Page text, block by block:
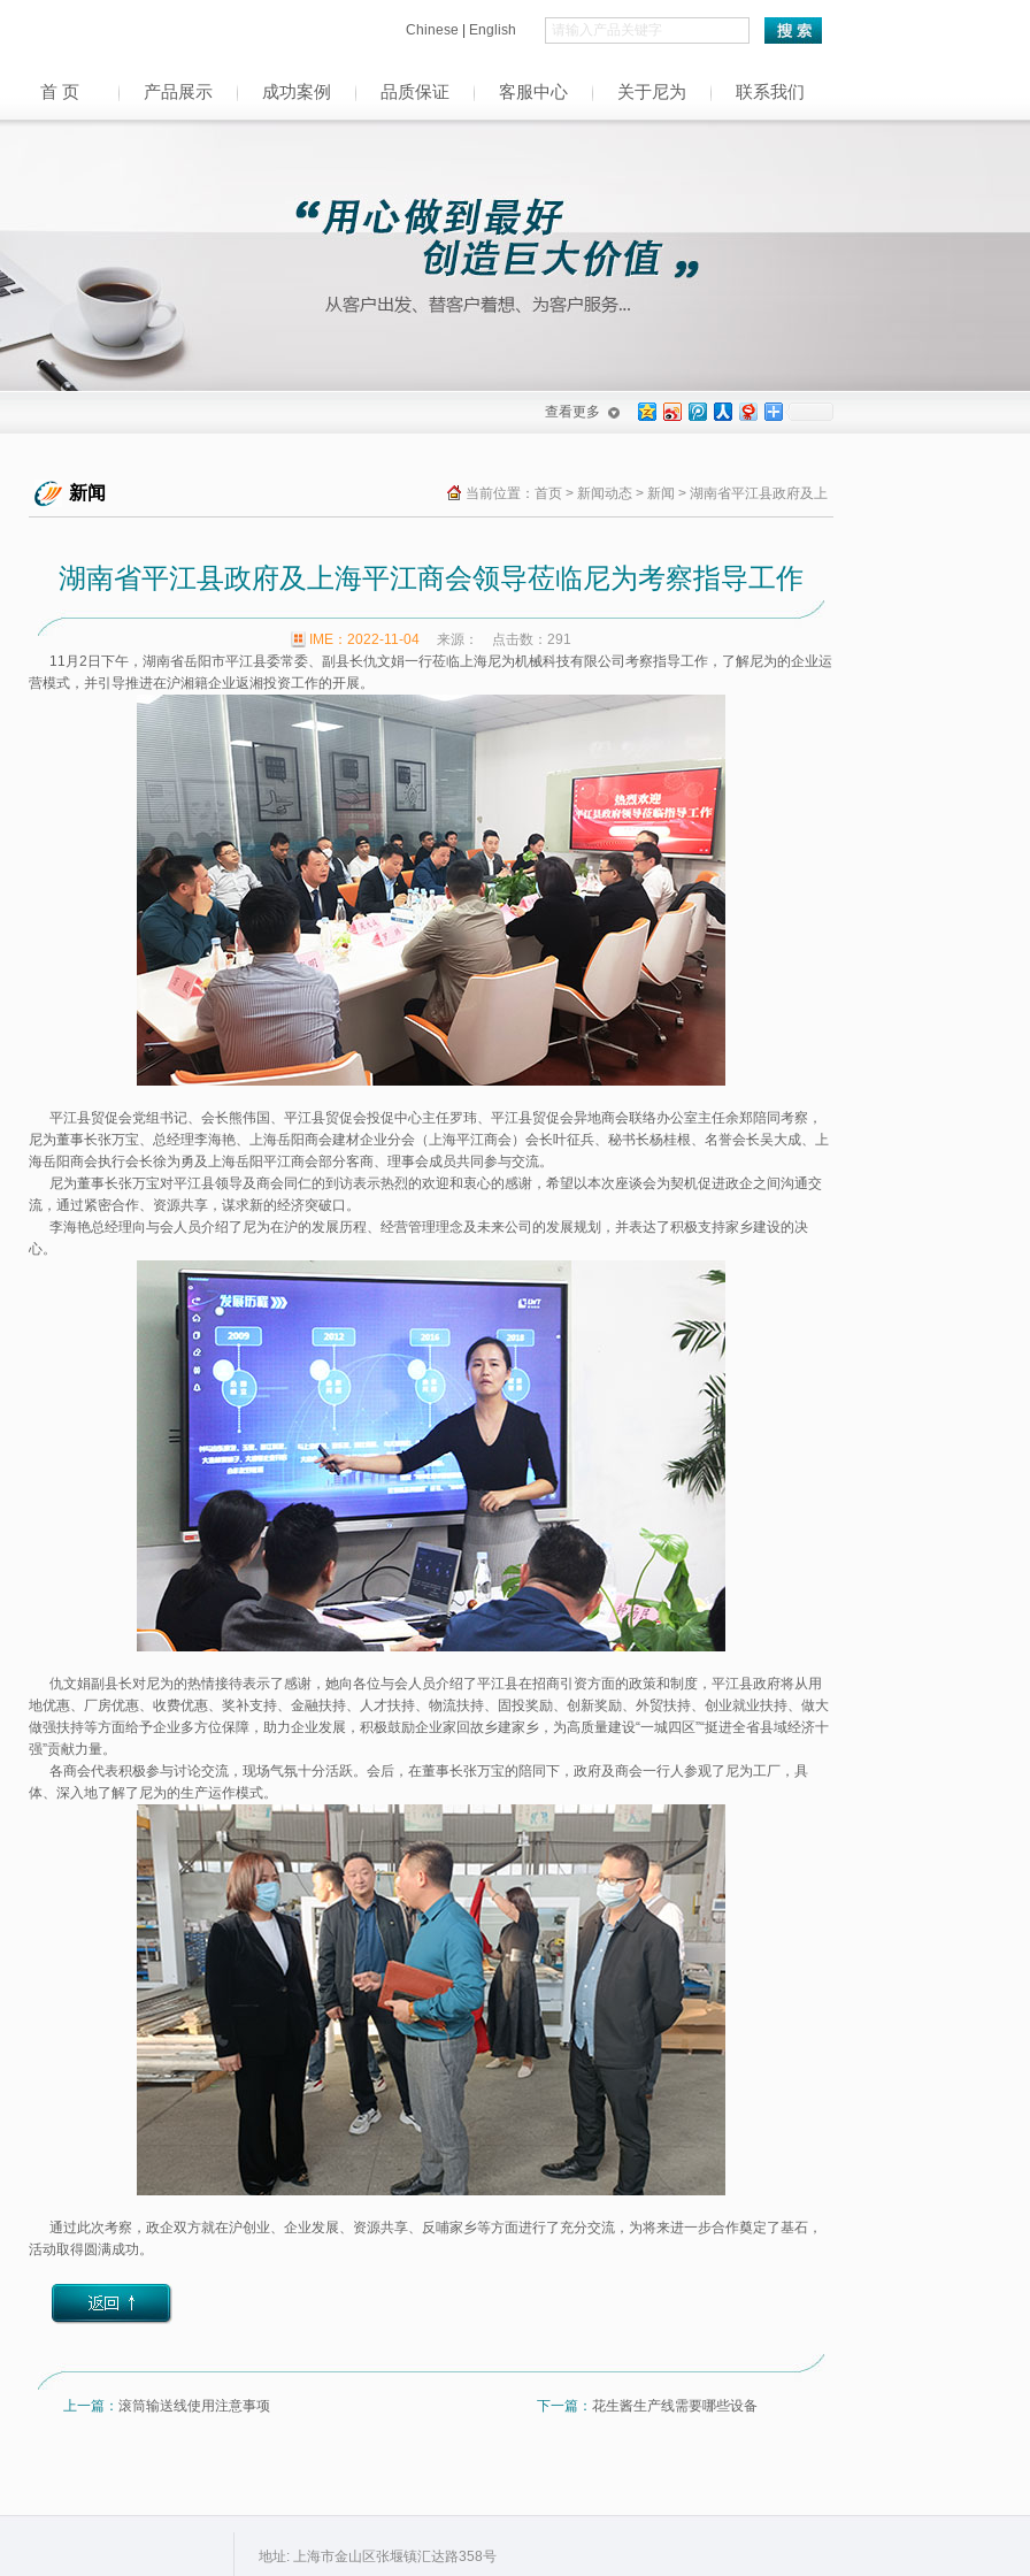
Chinese English
首 页 产品展示 成功案例 品质保证 客服中心 关于尼为 联系我们
查看更多
新闻 当前位置： 首页 > 新闻动态 > 新闻 > 湖南省平江县政府及上
湖南省平江县政府及上海平江商会领导莅临尼为考察指导工作
IME：2022-11-04 来源： 点击数： 291
11月2日下午，湖南省岳阳市平江县委常委、副县长仇文娟一行莅临上海尼为机械科技有限公司考察指导工作，了解尼为的企业运
营模式，并引导推进在沪湘籍企业返湘投资工作的开展。
平江县贸促会党组书记、会长熊伟国、平江县贸促会投促中心主任罗玮、平江县贸促会异地商会联络办公室主任余郑陪同考察，
尼为董事长张万宝、总经理李海艳、上海岳阳商会建材企业分会（上海平江商会）会长叶征兵、秘书长杨桂根、名誉会长吴大成、上
海岳阳商会执行会长徐为勇及上海岳阳平江商会部分客商、理事会成员共同参与交流。
尼为董事长张万宝对平江县领导及商会同仁的到访表示热烈的欢迎和衷心的感谢，希望以本次座谈会为契机促进政企之间沟通交
流，通过紧密合作、资源共享，谋求新的经济突破口。
李海艳总经理向与会人员介绍了尼为在沪的发展历程、经营管理理念及未来公司的发展规划，并表达了积极支持家乡建设的决
心。
仇文娟副县长对尼为的热情接待表示了感谢，她向各位与会人员介绍了平江县在招商引资方面的政策和制度，平江县政府将从用
地优惠、厂房优惠、收费优惠、奖补支持、金融扶持、人才扶持、物流扶持、固投奖励、创新奖励、外贸扶持、创业就业扶持、做大
做强扶持等方面给予企业多方位保障，助力企业发展，积极鼓励企业家回故乡建家乡，为高质量建设“一城四区”“挺进全省县域经济十
强”贡献力量。
各商会代表积极参与讨论交流，现场气氛十分活跃。会后，在董事长张万宝的陪同下，政府及商会一行人参观了尼为工厂，具
体、深入地了解了尼为的生产运作模式。
通过此次考察，政企双方就在沪创业、企业发展、资源共享、反哺家乡等方面进行了充分交流，为将来进一步合作奠定了基石，
活动取得圆满成功。
上一篇： 滚筒输送线使用注意事项 下一篇： 花生酱生产线需要哪些设备
地址: 上海市金山区张堰镇汇达路358号